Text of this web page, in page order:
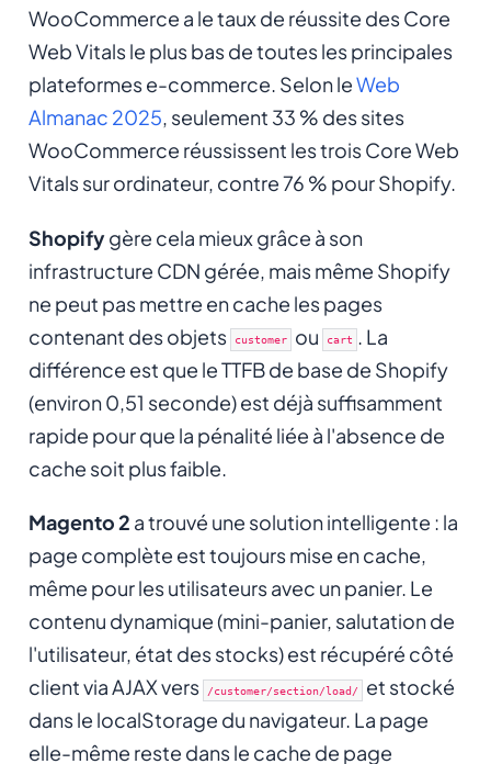
WooCommerce a le taux de réussite des Core
Web Vitals le plus bas de toutes les principales
plateformes e-commerce. Selon leWeb
Almanac 2025, seulement 33 % des sites
WooCommerce réussissent les trois Core Web
Vitals sur ordinateur, contre 76 % pour Shopify.
Shopifygère cela mieux grâce à son
infrastructure CDN gérée, mais même Shopify
ne peut pas mettre en cache les pages
contenant des objets
customer ou cart
. La
différence est que le TTFB de base de Shopify
(environ 0,51 seconde) est déjà suffisamment
rapide pour que la pénalité liée à l'absence de
cache soit plus faible.
Magento 2 a trouvé une solution intelligente : la
page complète est toujours mise en cache,
même pour les utilisateurs avec un panier. Le
contenu dynamique (mini-panier, salutation de
l'utilisateur, état des stocks) est récupéré côté
client via AJAX vers
/customer/section/load/ et stocké
dans le localStorage du navigateur. La page
elle-même reste dans le cache de page